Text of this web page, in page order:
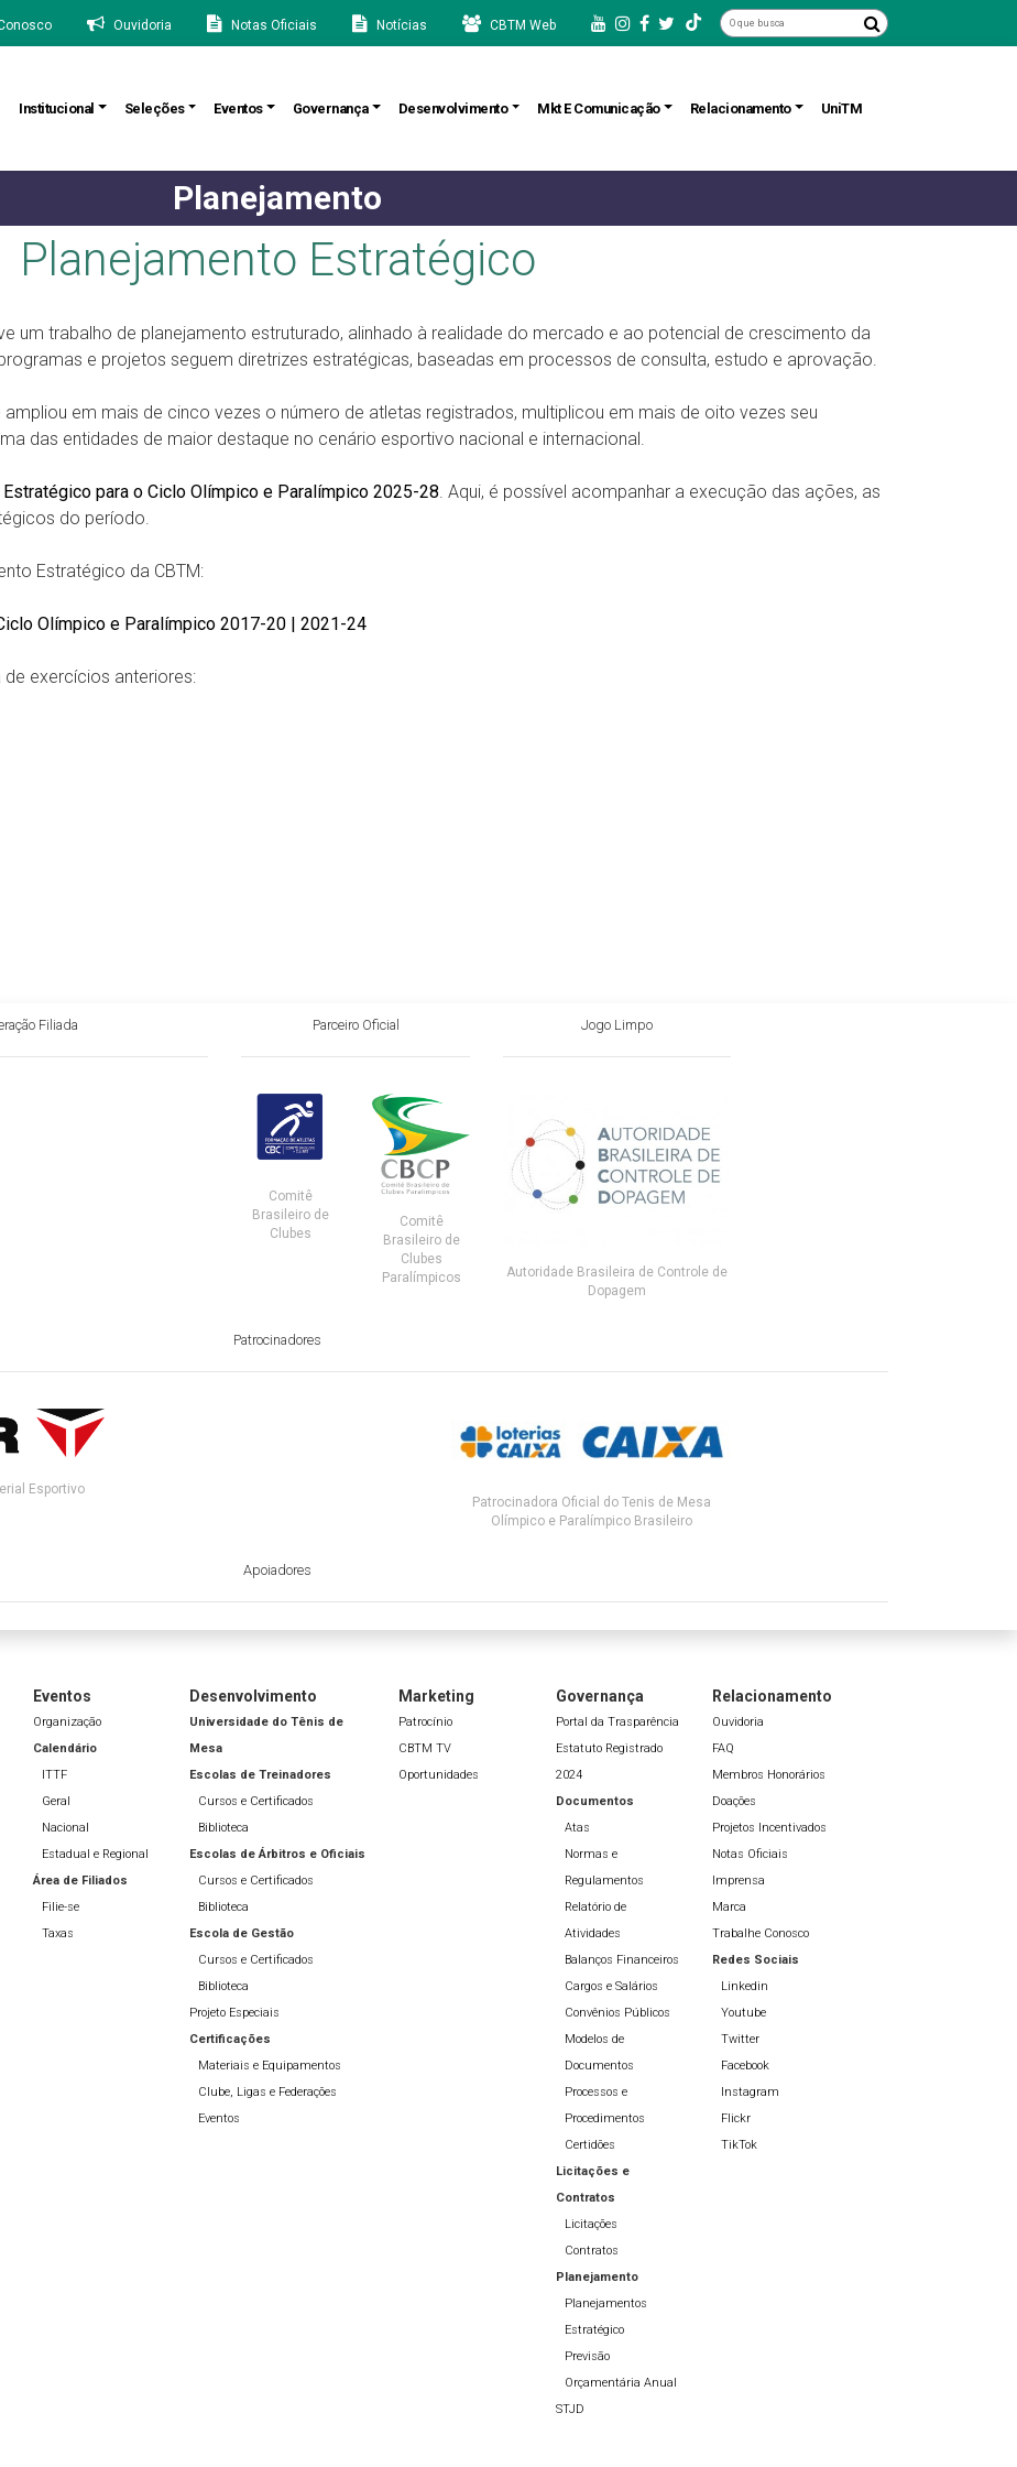
Ouvidoria Notas Oficiais Notícias CBTM Web
Institucional Seleções Eventos Governança Desenvolvimento Mkt E Comunicação Relacionamento UniTM
Planejamento
Planejamento Estratégico
um trabalho de planejamento estruturado, alinhado à realidade do mercado e ao potencial de crescimento da
e projetos seguem diretrizes estratégicas, baseadas em processos de consulta, estudo e aprovação.
em mais de cinco vezes o número de atletas registrados, multiplicou em mais de oito vezes seu
das entidades de maior destaque no cenário esportivo nacional e internacional.
para o Ciclo Olímpico e Paralímpico 2025-28. Aqui, é possível acompanhar a execução das ações, as
do período.
Estratégico da CBTM:
Olímpico e Paralímpico 2017-20 | 2021-24
exercícios anteriores:
Filiada Parceiro Oficial
Comitê
Brasileiro de
Clubes
Comitê
Brasileiro de
Clubes
Paralímpicos
Jogo Limpo
Autoridade Brasileira de Controle de
Dopagem
Patrocinadores
Esportivo
Patrocinadora Oficial do Tenis de Mesa
Olímpico e Paralímpico Brasileiro
Apoiadores
Eventos
Organização
Calendário
ITTF
Geral
Nacional
Estadual e Regional
Área de Filiados
Filie-se
Taxas
Desenvolvimento
Universidade do Tênis de
Mesa
Escolas de Treinadores
Cursos e Certificados
Biblioteca
Escolas de Árbitros e Oficiais
Cursos e Certificados
Biblioteca
Escola de Gestão
Cursos e Certificados
Biblioteca
Projeto Especiais
Certificações
Materiais e Equipamentos
Clube, Ligas e Federações
Eventos
Marketing
Patrocínio
CBTM TV
Oportunidades
Governança
Portal da Trasparência
Estatuto Registrado
2024
Documentos
Atas
Normas e
Regulamentos
Relatório de
Atividades
Balanços Financeiros
Cargos e Salários
Convênios Públicos
Modelos de
Documentos
Processos e
Procedimentos
Certidões
Licitações e
Contratos
Licitações
Contratos
Planejamento
Planejamentos
Estratégico
Previsão
Orçamentária Anual
STJD
Relacionamento
Ouvidoria
FAQ
Membros Honorários
Doações
Projetos Incentivados
Notas Oficiais
Imprensa
Marca
Trabalhe Conosco
Redes Sociais
Linkedin
Youtube
Twitter
Facebook
Instagram
Flickr
TikTok